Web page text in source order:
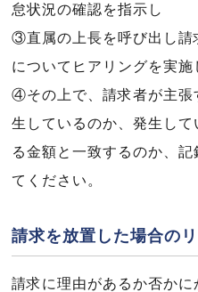
怠状況の確認を指示し
③直属の上長を呼び出し請
についてヒアリングを実施
④その上で、請求者が主張
生しているのか、発生し
る金額と一致するのか、
てください。
請求を放置した場合の
請求に理由があるか否か